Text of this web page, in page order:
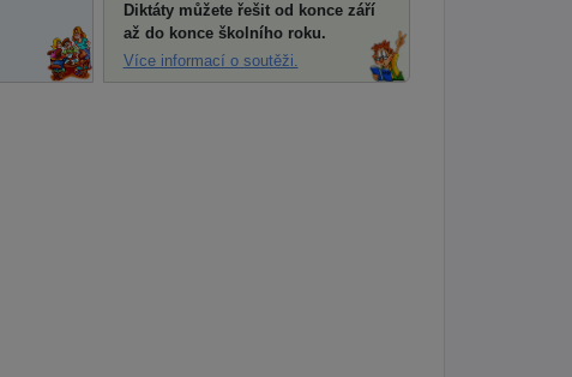
Diktáty můžete řešit od konce září
až do konce školního roku.
Více informací o soutěži.